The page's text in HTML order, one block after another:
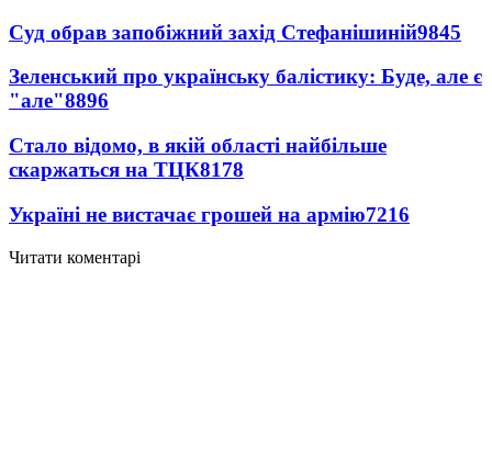
Суд обрав запобіжний захід Стефанішиній9845
Зеленський про українську балістику: Буде, але є
"але"8896
Стало відомо, в якій області найбільше
скаржаться на ТЦК8178
Україні не вистачає грошей на армію7216
Читати коментарі